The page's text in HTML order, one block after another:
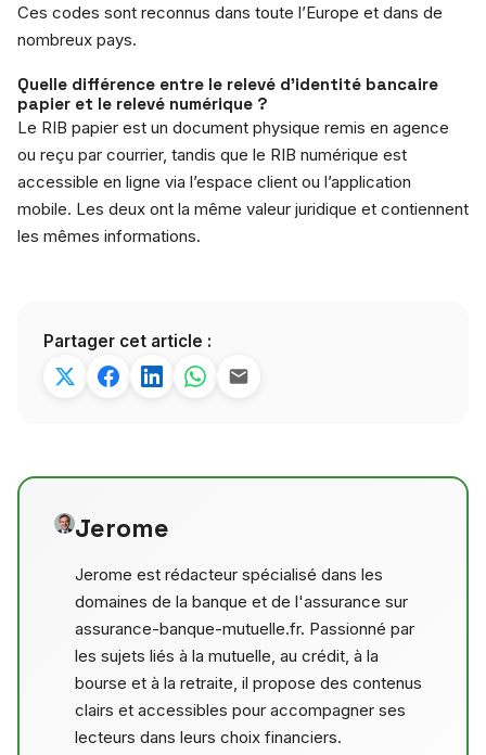
Ces codes sont reconnus dans toute l’Europe et dans de
nombreux pays.
Quelle différence entre le relevé d’identité bancaire
papier et le relevé numérique ?
Le RIB papier est un document physique remis en agence
ou reçu par courrier, tandis que le RIB numérique est
accessible en ligne via l’espace client ou l’application
mobile. Les deux ont la même valeur juridique et contiennent
les mêmes informations.
Partager cet article :
Jerome
Jerome est rédacteur spécialisé dans les
domaines de la banque et de l'assurance sur
assurance-banque-mutuelle.fr. Passionné par
les sujets liés à la mutuelle, au crédit, à la
bourse et à la retraite, il propose des contenus
clairs et accessibles pour accompagner ses
lecteurs dans leurs choix financiers.